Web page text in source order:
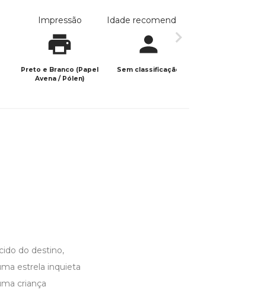
Impressão
Preto e Branco (Papel
Avena / Pólen)
Idade recomendada
Sem classificação
do destino,
estrela inquieta
criança